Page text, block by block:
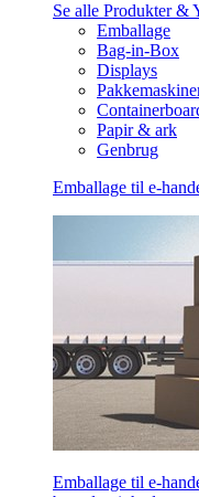
Se alle Produkter &
Emballage
Bag-in-Box
Displays
Papir & ark
Genbrug
Emballage til e-
Emballage til e-